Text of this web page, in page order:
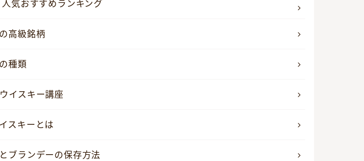
気おすすめランキング
高級銘柄
種類
イスキー講座
スキーとは
ブランデーの保存方法